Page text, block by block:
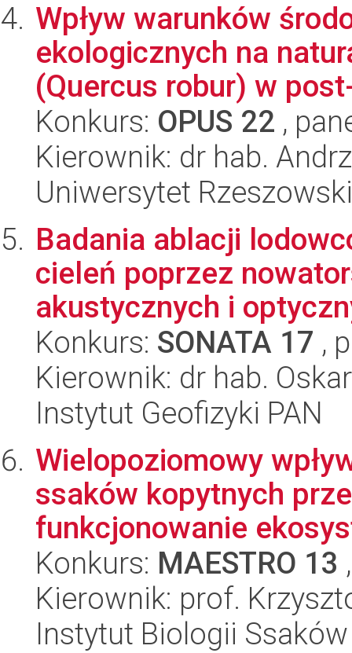
Wpływ warunków
ekologicznych na
(Quercus robur) w
Konkurs: OPUS 22 ,
Kierownik: dr hab.
Uniwersytet Rzeszowski
Badania ablacji
cieleń poprzez
akustycznych i
Konkurs: SONATA 17 ,
Kierownik: dr hab.
Instytut Geofizyki PAN
Wielopoziomowy
ssaków kopytnych
funkcjonowanie
Konkurs: MAESTRO 13
Kierownik: prof.
Instytut Biologii Ssaków